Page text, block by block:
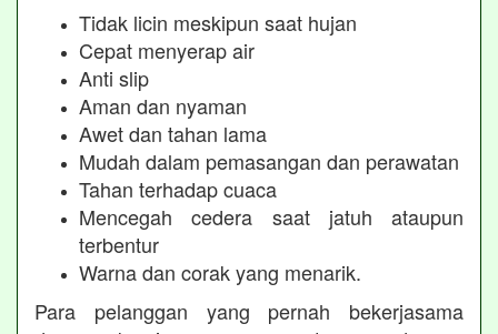
Tidak licin meskipun saat hujan
Cepat menyerap air
Anti slip
Aman dan nyaman
Awet dan tahan lama
Mudah dalam pemasangan dan perawatan
Tahan terhadap cuaca
Mencegah cedera saat jatuh ataupun
terbentur
Warna dan corak yang menarik.
Para pelanggan yang pernah bekerjasama